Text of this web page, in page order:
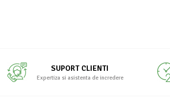
SUPORT CLIENTI
Expertiza si asistenta de incredere